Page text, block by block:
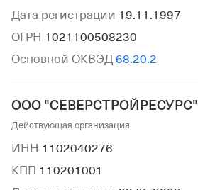
Дата регистрации 19.11.1997
ОГРН 1021100508230
Основной ОКВЭД 68.20.2
ООО "СЕВЕРСТРОЙРЕСУРС"
Действующая организация
ИНН 1102040276
КПП 110201001